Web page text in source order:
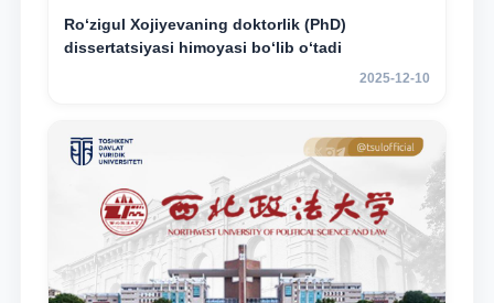
Ro‘zigul Xojiyevaning doktorlik (PhD)
dissertatsiyasi himoyasi bo‘lib o‘tadi
2025-12-10